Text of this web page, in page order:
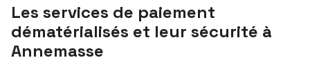
Les services de paiement
dématérialisés et leur sécurité à
Annemasse